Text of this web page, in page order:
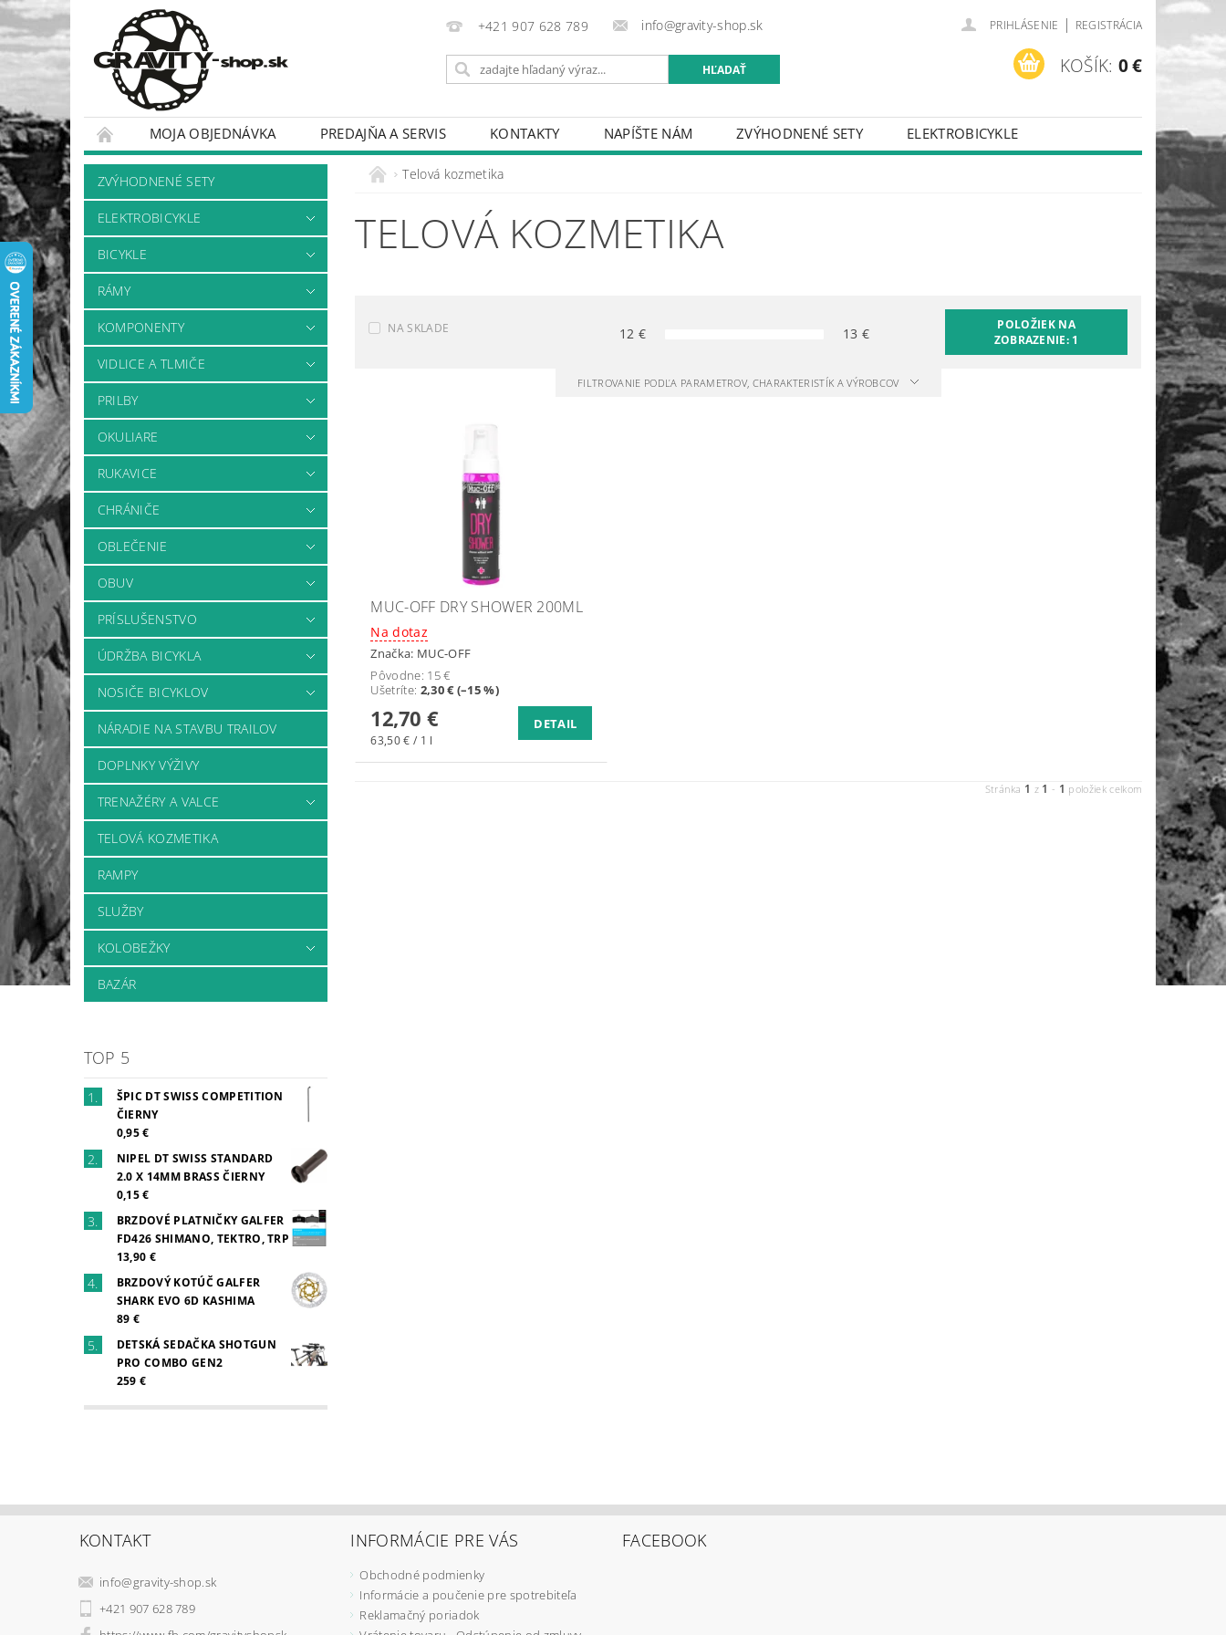
+421 907 628 789 info@gravity-shop.sk PRIHLÁSENIE | REGISTRÁCIA
KOŠÍK: 0 €
MOJA OBJEDNÁVKA PREDAJŇA A SERVIS KONTAKTY NAPÍŠTE NÁM ZVÝHODNENÉ SETY
ELEKTROBICYKLE
BICYKLE
RÁMY
ZVÝHODNENÉ SETY
ELEKTROBICYKLE
BICYKLE
RÁMY
KOMPONENTY
VIDLICE A TLMIČE
PRILBY
OKULIARE
RUKAVICE
CHRÁNIČE
OBLEČENIE
OBUV
PRÍSLUŠENSTVO
ÚDRŽBA BICYKLA
NOSIČE BICYKLOV
NÁRADIE NA STAVBU TRAILOV
DOPLNKY VÝŽIVY
TRENAŽÉRY A VALCE
TELOVÁ KOZMETIKA
RAMPY
SLUŽBY
KOLOBEŽKY
BAZÁR
TOP 5
ŠPIC DT SWISS COMPETITION
ČIERNY
0,95 €
NIPEL DT SWISS STANDARD
2.0 X 14MM BRASS ČIERNY
0,15 €
BRZDOVÉ PLATNIČKY GALFER
FD426 SHIMANO, TEKTRO, TRP
13,90 €
BRZDOVÝ KOTÚČ GALFER
SHARK EVO 6D KASHIMA
89 €
DETSKÁ SEDAČKA SHOTGUN
PRO COMBO GEN2
259 €
Telová kozmetika
TELOVÁ KOZMETIKA
NA SKLADE 12 € 13 €
POLOŽIEK NA
ZOBRAZENIE: 1
FILTROVANIE PODĽA PARAMETROV, CHARAKTERISTÍK A VÝROBCOV
MUC-OFF DRY SHOWER 200ML
Na dotaz
Značka: MUC-OFF
Pôvodne: 15 €
Ušetríte: 2,30 € (–15 %)
12,70 €
63,50 € / 1 l
DETAIL
Stránka 1 z 1 - 1 položiek celkom
KONTAKT
info@gravity-shop.sk
+421 907 628 789
INFORMÁCIE PRE VÁS
Obchodné podmienky
Informácie a poučenie pre spotrebiteľa
Reklamačný poriadok
FACEBOOK